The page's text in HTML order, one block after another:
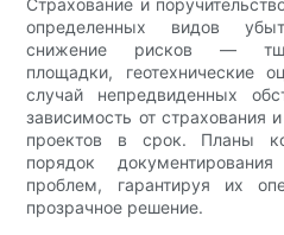
Страхование и
определенных видов
снижение рисков —
площадки, геотехнические
случай непредвиденных
зависимость от страхования
проектов в срок. Планы
порядок
проблем, гарантируя их
прозрачное решение.